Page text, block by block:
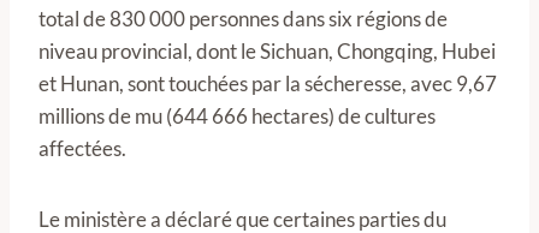
total de 830 000 personnes dans six régions de
niveau provincial, dont le Sichuan, Chongqing, Hubei
et Hunan, sont touchées par la sécheresse, avec 9,67
millions de mu (644 666 hectares) de cultures
affectées.
Le ministère a déclaré que certaines parties du